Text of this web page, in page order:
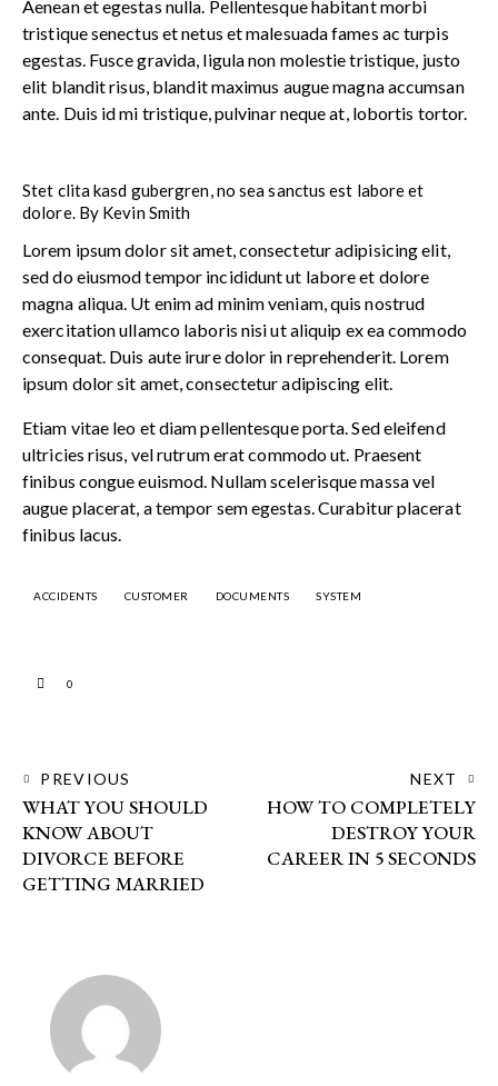
Aenean et egestas nulla. Pellentesque habitant morbi
tristique senectus et netus et malesuada fames ac turpis
egestas. Fusce gravida, ligula non molestie tristique, justo
elit blandit risus, blandit maximus augue magna accumsan
ante. Duis id mi tristique, pulvinar neque at, lobortis tortor.
Stet clita kasd gubergren, no sea sanctus est labore et
dolore. By Kevin Smith
Lorem ipsum dolor sit amet, consectetur adipisicing elit,
sed do eiusmod tempor incididunt ut labore et dolore
magna aliqua. Ut enim ad minim veniam, quis nostrud
exercitation ullamco laboris nisi ut aliquip ex ea commodo
consequat. Duis aute irure dolor in reprehenderit. Lorem
ipsum dolor sit amet, consectetur adipiscing elit.
Etiam vitae leo et diam pellentesque porta. Sed eleifend
ultricies risus, vel rutrum erat commodo ut. Praesent
finibus congue euismod. Nullam scelerisque massa vel
augue placerat, a tempor sem egestas. Curabitur placerat
finibus lacus.
ACCIDENTS CUSTOMER DOCUMENTS SYSTEM
0
PREVIOUS
WHAT YOU SHOULD
KNOW ABOUT
DIVORCE BEFORE
GETTING MARRIED
NEXT
HOW TO COMPLETELY
DESTROY YOUR
CAREER IN 5 SECONDS